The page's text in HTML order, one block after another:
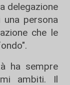
delegazione
persona
che le
ha sempre
ambiti. Il